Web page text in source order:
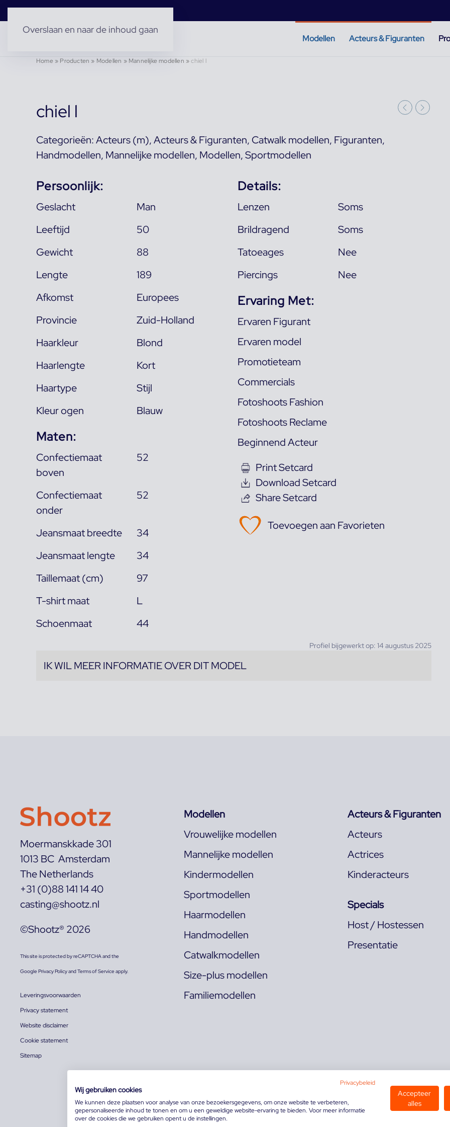
Overslaan en naar de inhoud gaan
Modellen Acteurs & Figuranten
Home» Producten » Modellen » Mannelijke modellen »chiel l
chiel l
Categorieën:Acteurs (m),Acteurs & Figuranten, Catwalk modellen, Figuranten,
Handmodellen, Mannelijke modellen, Modellen,Sportmodellen
Persoonlijk:
Geslacht
Man
Leeftijd
50
Gewicht
88
Lengte
189
Afkomst
Europees
Provincie
Zuid-Holland
Haarkleur
Blond
Haarlengte
Kort
Haartype
Stijl
Kleur ogen
Blauw
Maten:
Confectiemaat
boven
52
Confectiemaat
onder
52
Jeansmaat breedte
34
Jeansmaat lengte
34
Taillemaat (cm)
97
T-shirt maat
L
Schoenmaat
44
Details:
Lenzen
Soms
Brildragend
Soms
Tatoeages
Nee
Piercings
Nee
Ervaring Met:
Ervaren Figurant
Ervaren model
Promotieteam
Commercials
Fotoshoots Fashion
Fotoshoots Reclame
Beginnend Acteur
Print Setcard
Download Setcard
Share Setcard
Toevoegen aan Favorieten
Profiel bijgewerkt op: 14 augustus 2025
IK WIL MEER INFORMATIE OVER DIT MODEL
Moermanskkade 301
1013 BC Amsterdam
The Netherlands
+31 (0)88 141 14 40
casting@shootz.nl
©Shootz® 2026
This site is protected by reCAPTCHA and the
GooglePrivacy PolicyandTerms of Serviceapply.
Leveringsvoorwaarden
Privacy statement
Website disclaimer
Cookie statement
Sitemap
Modellen
Vrouwelijke modellen
Mannelijke modellen
Kindermodellen
Sportmodellen
Haarmodellen
Handmodellen
Catwalkmodellen
Size-plus modellen
Familiemodellen
Acteurs & Figuranten
Acteurs
Actrices
Kinderacteurs
Specials
Host / Hostessen
Presentatie
Privacybeleid
Wij gebruiken cookies
We kunnen deze plaatsen voor analyse van onze bezoekersgegevens, om onze website te verbeteren,
gepersonaliseerde inhoud te tonen en om u een geweldige website-ervaring te bieden. Voor meer informatie
over de cookies die we gebruiken opent u de instellingen.
Accepteer
alles